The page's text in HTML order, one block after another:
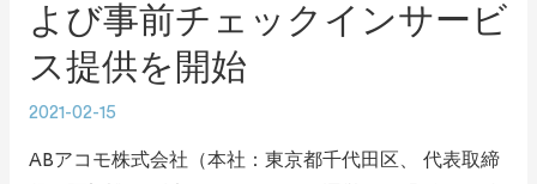
よび事前チェックインサービ
ス提供を開始
2021-02-15
ABアコモ株式会社（本社：東京都千代田区、 代表取締